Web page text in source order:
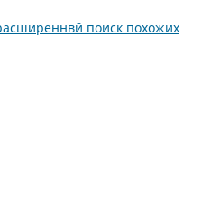
поиск похожих